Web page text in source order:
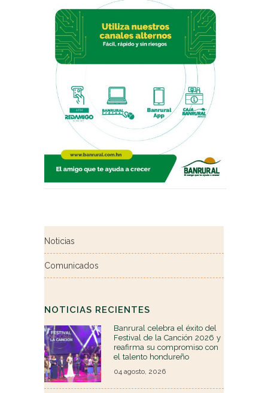
Noticias
Comunicados
NOTICIAS RECIENTES
Banrural celebra el éxito del
Festival de la Canción 2026 y
reafirma su compromiso con
el talento hondureño
04 agosto, 2026